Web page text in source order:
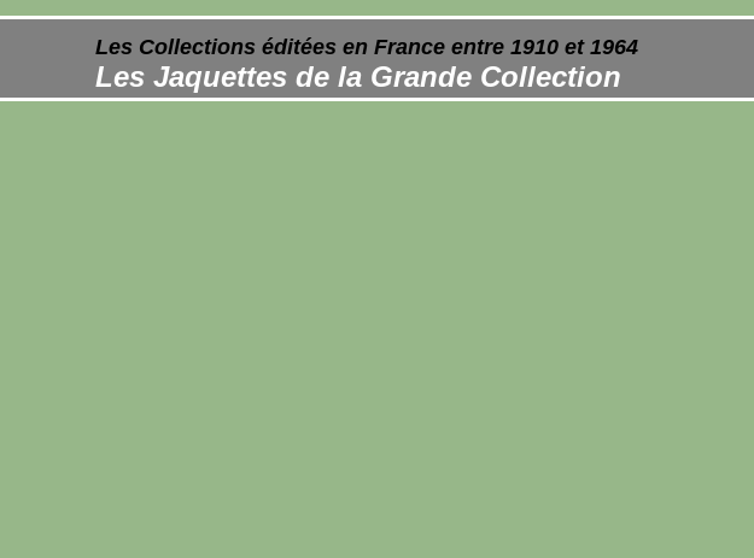
Les Collections éditées en France entre 1910 et 1964
Les Jaquettes de la Grande Collection